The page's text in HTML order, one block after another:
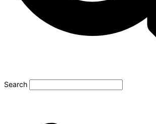
Search